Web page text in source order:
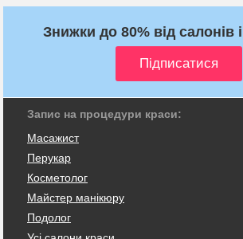
Знижки до 80% від салонів
Запис на процедури краси:
Масажист
Перукар
Косметолог
Майстер манікюру
Подолог